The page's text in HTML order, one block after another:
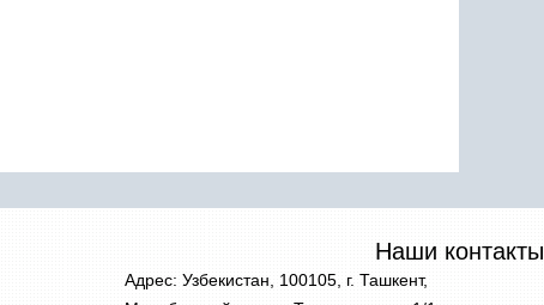
Наши контакты
Адрес: Узбекистан, 100105, г. Ташкент,